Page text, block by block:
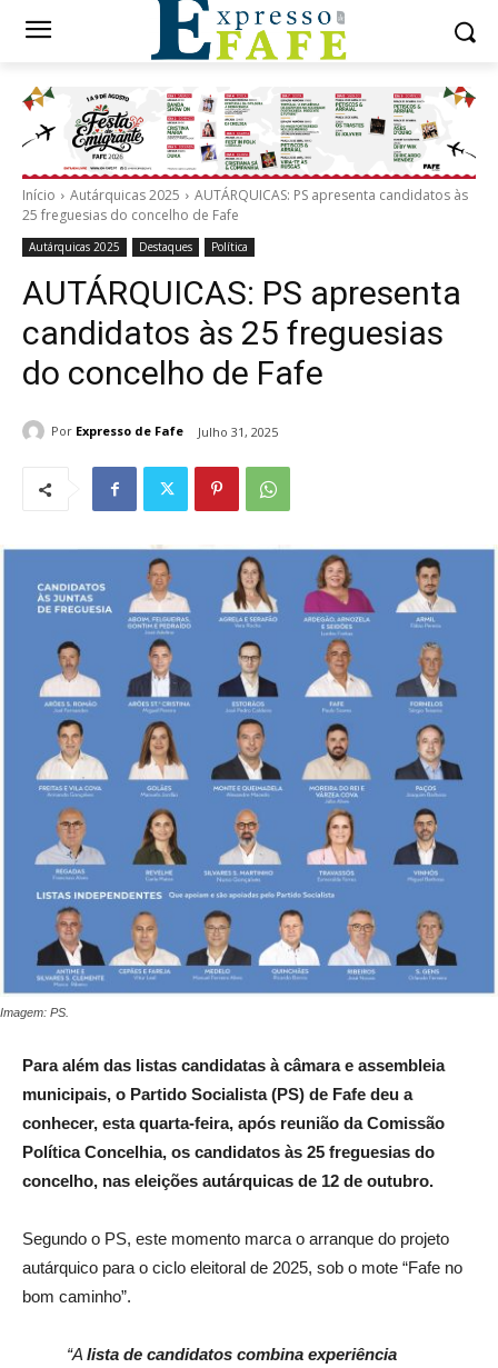
Início Autárquicas 2025
AUTÁRQUICAS: PS apresenta candidatos às
25 freguesias do concelho de Fafe
Autárquicas 2025 Destaques Política
AUTÁRQUICAS: PS apresenta
candidatos às 25 freguesias
do concelho de Fafe
Por Expresso de Fafe Julho 31, 2025
Imagem: PS.
Para além das listas candidatas à câmara e assembleia
municipais, o Partido Socialista (PS) de Fafe deu a
conhecer, esta quarta-feira, após reunião da Comissão
Política Concelhia, os candidatos às 25 freguesias do
concelho, nas eleições autárquicas de 12 de outubro.
Segundo o PS, este momento marca o arranque do projeto
autárquico para o ciclo eleitoral de 2025, sob o mote “Fafe no
bom caminho”.
“A lista de candidatos combina experiência